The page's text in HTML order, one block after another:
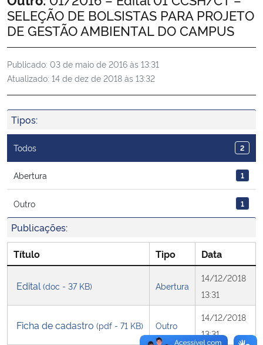
Ministério da Agricultura, Pecuária e Abastecimento
Ministério da Educação
Ministério da Cidadania
Ministério da Saúde
Ministério da Ciência, Tecnologia, Inovações e Comunicações
Ministério do Meio Ambiente
Ministério do Turismo
Ministério do Desenvolvimento Regional
Ministério da Mulher, da Família e dos Direitos Humanos
SELEÇÃO DE BOLSISTAS PARA PROJETO
DE GESTÃO AMBIENTAL DO CAMPUS
Publicado: 03 de maio de 2016 às 13:31
Atualizado: 14 de dez de 2018 às 13:32
Tipos:
Todos 2
Abertura 1
Outro 1
Publicações:
Título Tipo Data
Edital (doc - 37 KB) Abertura
14/12/2018
13:31
Ficha de cadastro (pdf - 71 KB) Outro
14/12/2018
13:31